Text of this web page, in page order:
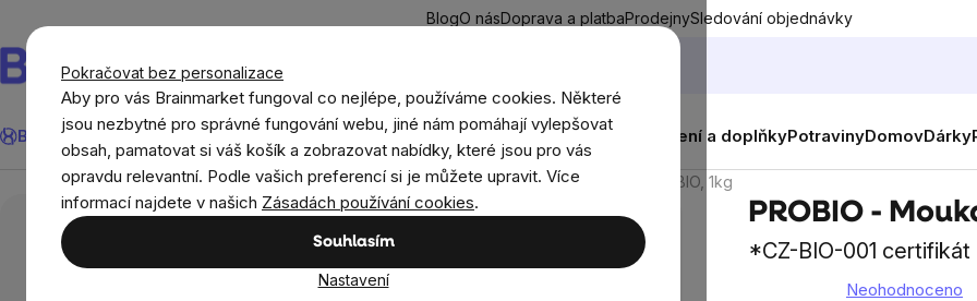
Pokračovat bez personalizace
Aby pro vás Brainmarket fungoval co nejlépe, používáme cookies. Některé
jsou nezbytné pro správné fungování webu, jiné nám pomáhají vylepšovat
obsah, pamatovat si váš košík a zobrazovat nabídky, které jsou pro vás
opravdu relevantní. Podle vašich preferencí si je můžete upravit. Více
informací najdete v našich Zásadách používání cookies.
Souhlasím
Nastavení
obsah
BlogO násDoprava a platbaProdejnySledování objednávky
Hledat
BrainMax® Léto Ušetři CíleDoplňky stravy a výživaNovinkyMužiŽenyDěti Oblečení a doplňkyPotravinyDomovDárky
Potraviny Mouky, směsi a pudingy PROBIO - Mouka špaldová hladká BIO, 1kg
PROBIO -
*CZ-BIO-001 certifikát
Neohodnoceno